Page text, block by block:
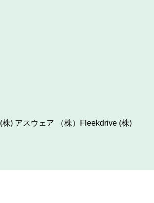
(株) アスウェア （株）Fleekdrive (株)